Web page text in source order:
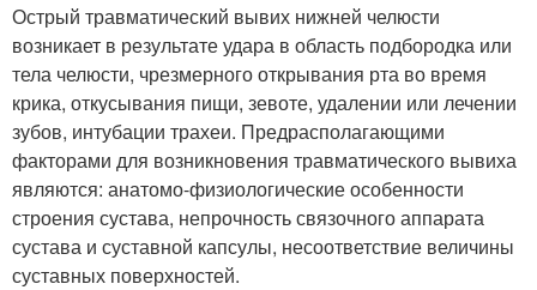
Острый травматический вывих нижней челюсти
возникает в результате удара в область подбородка или
тела челюсти, чрезмерного открывания рта во время
крика, откусывания пищи, зевоте, удалении или лечении
зубов, интубации трахеи. Предрасполагающими
факторами для возникновения травматического вывиха
являются: анатомо-физиологические особенности
строения сустава, непрочность связочного аппарата
сустава и суставной капсулы, несоответствие величины
суставных поверхностей.